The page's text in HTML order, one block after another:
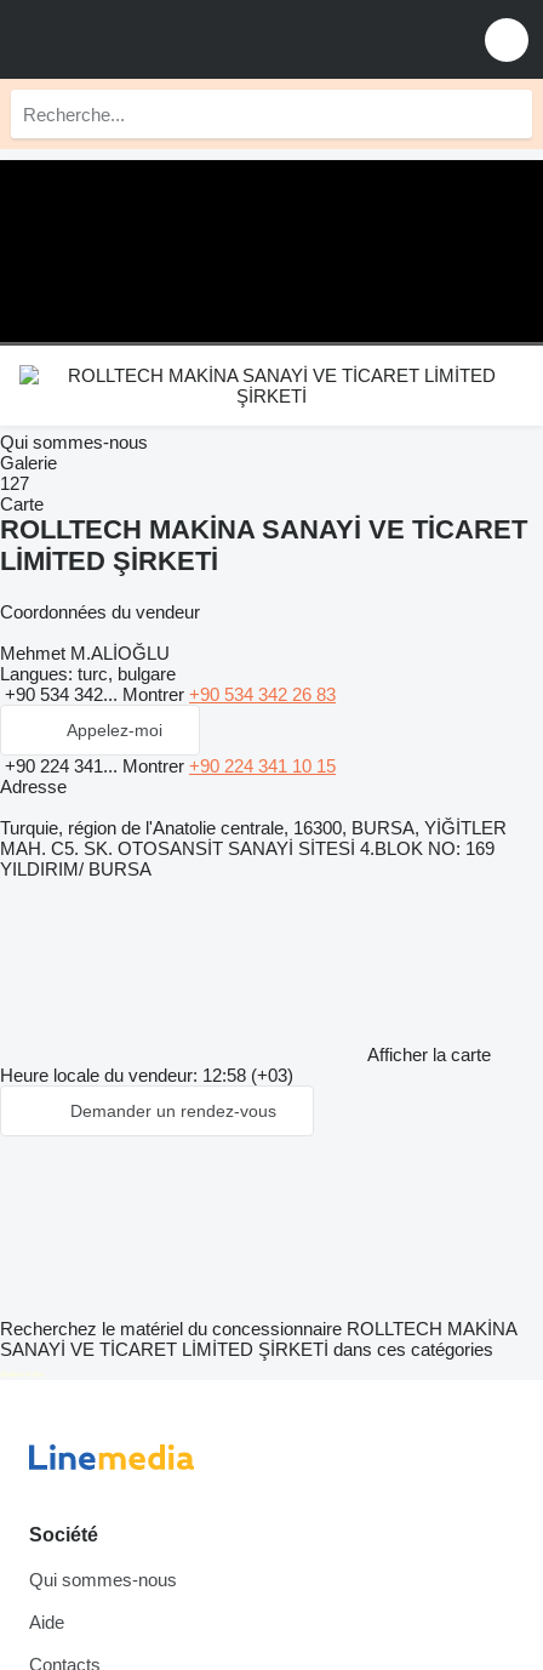
Qui sommes-nous
Galerie
127
Carte
ROLLTECH MAKİNA SANAYİ VE TİCARET
LİMİTED ŞİRKETİ
Coordonnées du vendeur
Mehmet M.ALİOĞLU
Langues: turc, bulgare
+90 534 342... Montrer +90 534 342 26 83
Appelez-moi
+90 224 341... Montrer +90 224 341 10 15
Adresse
Turquie, région de l'Anatolie centrale, 16300, BURSA, YİĞİTLER
MAH. C5. SK. OTOSANSİT SANAYİ SİTESİ 4.BLOK NO: 169
YILDIRIM/ BURSA
Afficher la carte
Heure locale du vendeur: 12:58 (+03)
Demander un rendez-vous
Recherchez le matériel du concessionnaire ROLLTECH MAKİNA
SANAYİ VE TİCARET LİMİTED ŞİRKETİ dans ces catégories
disallow-in-dsa
Société
Qui sommes-nous
Aide
Contacts